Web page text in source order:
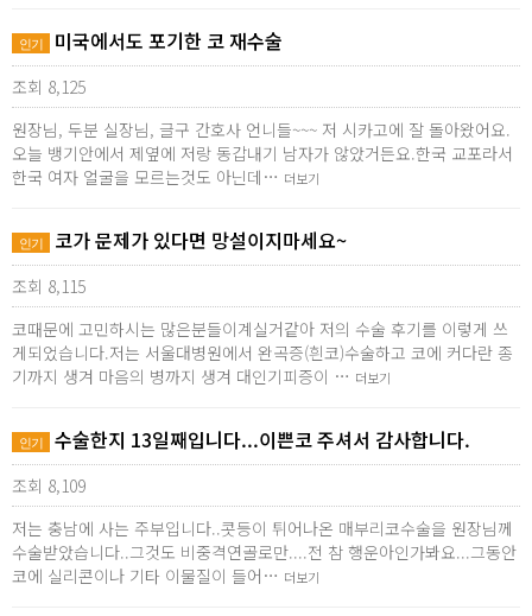
인기 미국에서도 포기한 코 재수술
조회 8,125
원장님, 두분 실장님, 글구 간호사 언니들~~~ 저 시카고에 잘 돌아왔어요.
오늘 뱅기안에서 제옆에 저랑 동갑내기 남자가 않았거든요.한국 교포라서
한국 여자 얼굴을 모르는것도 아닌데… 더보기
인기 코가 문제가 있다면 망설이지마세요~
조회 8,115
코때문에 고민하시는 많은분들이계실거같아 저의 수술 후기를 이렇게 쓰
게되었습니다.저는 서울대병원에서 완곡증(흰코)수술하고 코에 커다란 종
기까지 생겨 마음의 병까지 생겨 대인기피증이 … 더보기
인기 수술한지 13일째입니다...이쁜코 주셔서 감사합니다.
조회 8,109
저는 충남에 사는 주부입니다..콧등이 튀어나온 매부리코수술을 원장님께
수술받았습니다..그것도 비중격연골로만....전 참 행운아인가봐요...그동안
코에 실리콘이나 기타 이물질이 들어… 더보기